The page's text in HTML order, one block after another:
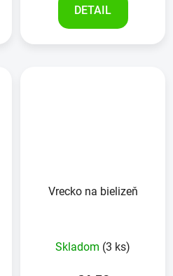
DETAIL
Vrecko na bielizeň
Skladom (3 ks)